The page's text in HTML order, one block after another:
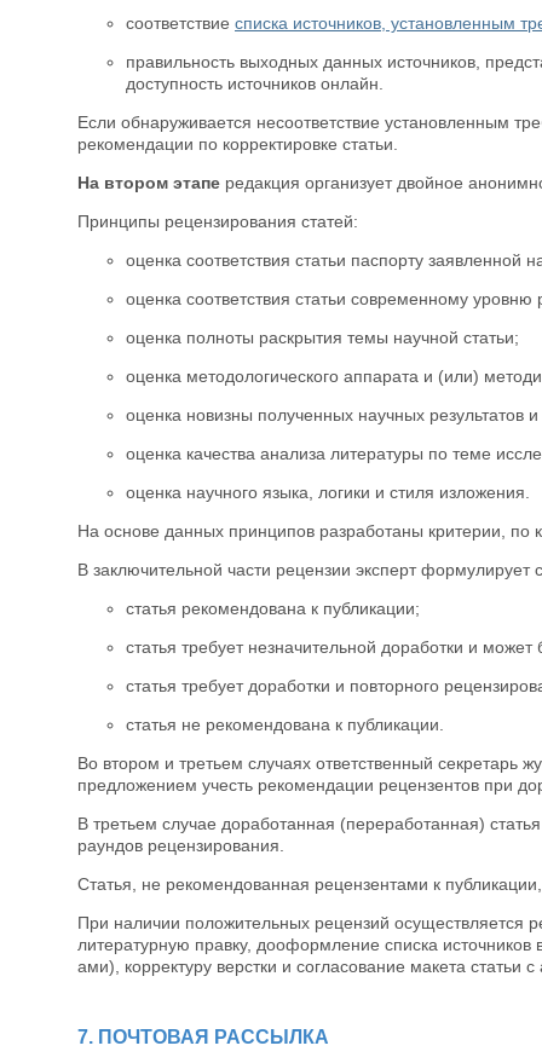
соответствие списка источников, установленным
правильность выходных данных источников,
доступность источников онлайн.
Если обнаруживается несоответствие установленным
рекомендации по корректировке статьи.
На втором этапе редакция организует двойное
Принципы рецензирования статей:
оценка соответствия статьи паспорту заявленной
оценка соответствия статьи современному
оценка полноты раскрытия темы научной статьи;
оценка методологического аппарата и (или)
оценка новизны полученных научных результатов
оценка качества анализа литературы по теме
оценка научного языка, логики и стиля изложения.
На основе данных принципов разработаны критерии, по
В заключительной части рецензии эксперт формулирует
статья рекомендована к публикации;
статья требует незначительной доработки и
статья требует доработки и повторного
статья не рекомендована к публикации.
Во втором и третьем случаях ответственный секретарь
предложением учесть рекомендации рецензентов при
В третьем случае доработанная (переработанная)
раундов рецензирования.
Статья, не рекомендованная рецензентами к
При наличии положительных рецензий осуществляется
литературную правку, дооформление списка
ами), корректуру верстки и согласование макета статьи
7. ПОЧТОВАЯ РАССЫЛКА